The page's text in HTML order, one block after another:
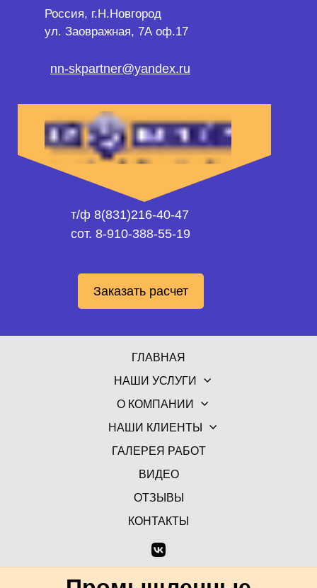
nn-skpartner@yandex.ru
т/ф 8(831)216-40-47
сот. 8-910-388-55-19
Россия, г.Н.Новгород
ул. Заовражная, 7А оф.17
Заказать расчет
ГЛАВНАЯ
НАШИ УСЛУГИ
О КОМПАНИИ
НАШИ КЛИЕНТЫ
ГАЛЕРЕЯ РАБОТ
ВИДЕО
ОТЗЫВЫ
КОНТАКТЫ